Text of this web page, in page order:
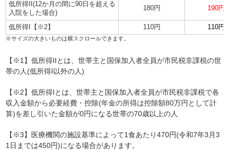
低所得II(12か月の間に90日を超える
入院をした場合)
180円 190円
低所得I【※2】 110円 110円
【※1】低所得IIとは、世帯主と国保加入者全員が市民税非課税の世
帯の人(低所得I以外の人)
【※2】低所得Iとは、世帯主と国保加入者全員が市民税非課税で各
収入金額から必要経費・控除(年金の所得は控除額80万円として計
算)を差し引いた金額が0円になる世帯の70歳以上の人
【※3】医療機関の施設基準によって1食あたり470円(令和7年3月3
1日までは450円)になる場合があります。